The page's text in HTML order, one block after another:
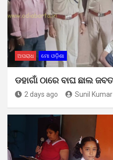
ଅପରାଧ ମୋ ଓଡ଼ିଶା
ଡହାଗାଁ ଠାରେ ବାଘ ଛାଲ
2 days ago Sunil